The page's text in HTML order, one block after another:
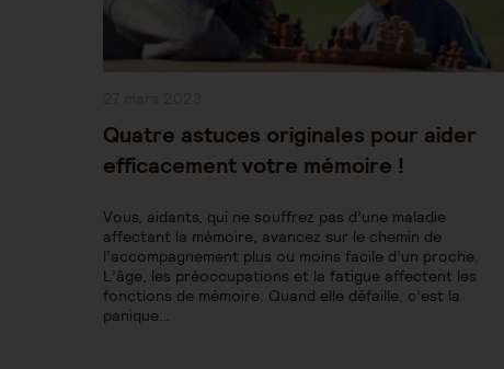
Quatre astuces originales pour aider
efficacement votre mémoire !
Vous, aidants, qui ne souffrez pas d’une maladie
affectant la mémoire, avancez sur le chemin de
l’accompagnement plus ou moins facile d’un proche.
L’âge, les préoccupations et la fatigue affectent les
fonctions de mémoire. Quand elle défaille, c’est la
panique…